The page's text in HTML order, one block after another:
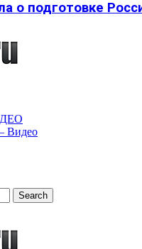
о подготовке
Видео
Search